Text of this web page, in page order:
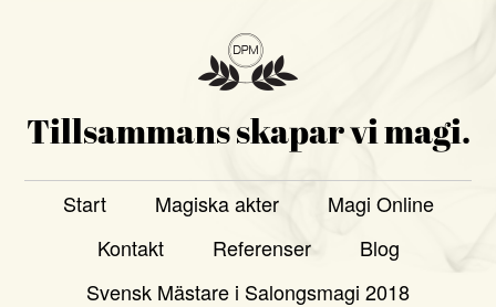
Tillsammans skapar vi magi.
Start Magiska akter
Magi Online
Kontakt
Referenser
Blog
Svensk Mästare i Salongsmagi 2018